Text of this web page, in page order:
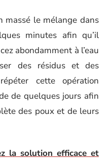
massé le mélange dans
minutes afin qu’il
abondamment à l’eau
des résidus et des
cette opération
de quelques jours afin
des poux et de leurs
la solution efficace et